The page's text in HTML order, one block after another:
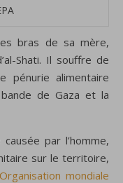
Shati. Il souffre de
pénurie alimentaire
de Gaza et la
par l’homme,
sur le territoire,
Organisation mondiale